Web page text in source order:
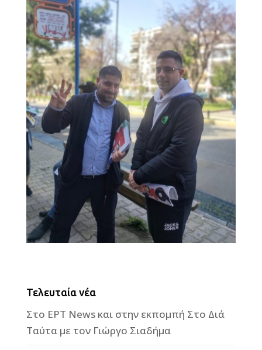
Τελευταία νέα
Στο ΕΡΤ News και στην εκπομπή Στο Διά
Ταύτα με τον Γιώργο Σιαδήμα